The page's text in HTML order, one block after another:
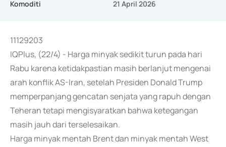
Komoditi 21 April 2026
11129203
IQPlus, (22/4) - Harga minyak sedikit turun pada hari
Rabu karena ketidakpastian masih berlanjut mengenai
arah konflik AS-Iran, setelah Presiden Donald Trump
memperpanjang gencatan senjata yang rapuh dengan
Teheran tetapi mengisyaratkan bahwa ketegangan
masih jauh dari terselesaikan.
Harga minyak mentah Brent dan minyak mentah West